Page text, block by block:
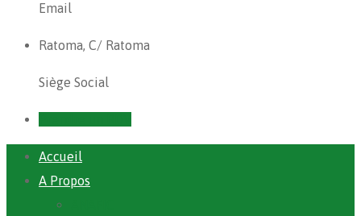
Email
Ratoma, C/ Ratoma
Siège Social
Accueil
A Propos